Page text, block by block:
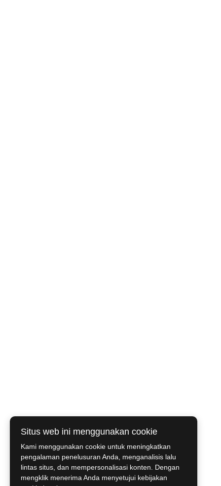
Situs web ini menggunakan cookie
Kami menggunakan cookie untuk meningkatkan
pengalaman penelusuran Anda, menganalisis lalu
lintas situs, dan mempersonalisasi konten. Dengan
mengklik menerima Anda menyetujui kebijakan